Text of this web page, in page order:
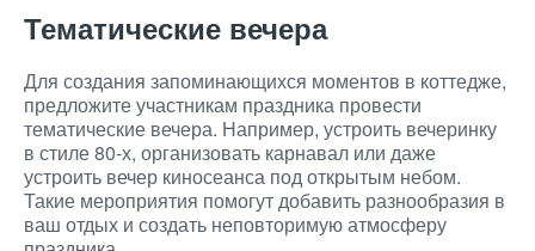
Тематические вечера
Для создания запоминающихся моментов в коттедже,
предложите участникам праздника провести
тематические вечера. Например, устроить вечеринку
в стиле 80-х, организовать карнавал или даже
устроить вечер киносеанса под открытым небом.
Такие мероприятия помогут добавить разнообразия в
ваш отдых и создать неповторимую атмосферу